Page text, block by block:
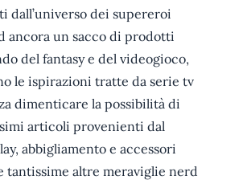
dall’universo dei supereroi
ancora un sacco di prodotti
del fantasy e del videogioco,
le ispirazioni tratte da serie tv
dimenticare la possibilità di
articoli provenienti dal
abbigliamento e accessori
tantissime altre meraviglie nerd